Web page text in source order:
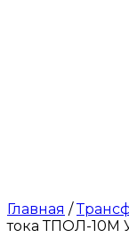
Главная /
тока ТПОЛ-10М